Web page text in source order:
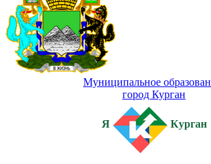
Муниципальное
город Курган
Я Курган